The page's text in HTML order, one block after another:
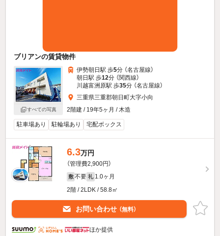
ブリアンの賃貸物件
すべての写真
伊勢朝日駅 歩5分 （名古屋線）
朝日駅 歩12分 （関西線）
川越富洲原駅 歩35分 （名古屋線）
三重県三重郡朝日町大字小向
2階建 / 19年5ヶ月 / 木造
駐車場あり 駐輪場あり 宅配ボックス
6.3万円
（管理費2,900円）
敷 不要 礼 1.0ヶ月
2階 / 2LDK / 58.8㎡
お問い合わせ （無料）
ほか提供